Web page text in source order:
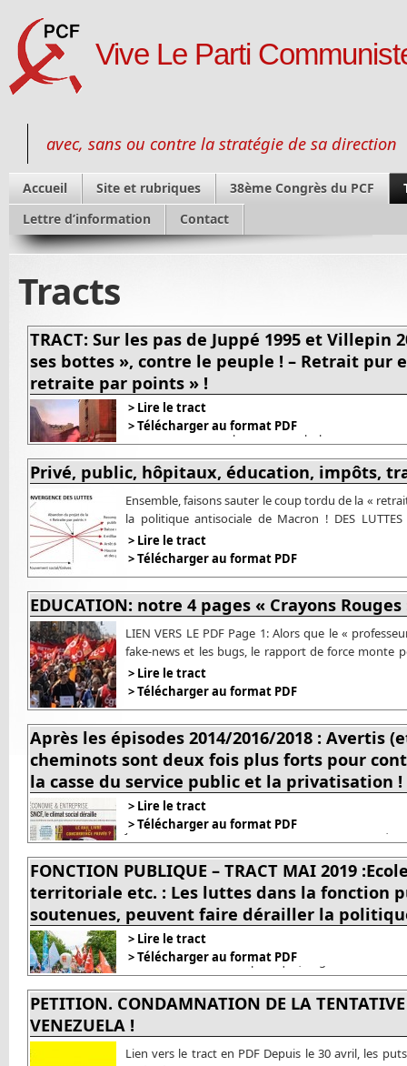
Vive Le Parti
avec, sans ou contre la stratégie de sa direction
Accueil Site et rubriques 38ème Congrès du PCF
Lettre d’information
Contact
Tracts
TRACT: Sur les pas de Juppé 1995 et Villepin
ses bottes », contre le peuple ! – Retrait pur
retraite par points » !
Repris de PCF Paris 15e, 11 décembre 2019 Le
n’entend rien de la protestation populaire contre
finance et des super-riches. Il ignore le bruit qui
grèves déterminées, de l’opposition majoritaire à
> Lire le tract
> Télécharger au format PDF
Privé, public, hôpitaux, éducation, impôts,
Ensemble, faisons sauter le coup tordu de la «
la politique antisociale de Macron ! DES LUTTES
Depuis quelques mois, la riposte des
détermination et en organisation dans de
> Lire le tract
> Télécharger au format PDF
EDUCATION: notre 4 pages « Crayons
LIEN VERS LE PDF Page 1: Alors que le «
fake-news et les bugs, le rapport de force monte
Page 2: Ecole de la « confiance »? Défiance!
l’école publique Page 3: Parcoursup: gros bug d’un
> Lire le tract
> Télécharger au format PDF
Après les épisodes 2014/2016/2018 : Avertis
cheminots sont deux fois plus forts pour
la casse du service public et la privatisation !
Tract PCF Paris 15, diffusé notamment pour la
juin 2019 La contre-réforme ferroviaire de 2014,
résultats attendus et combattus. L’enfumage de
(2014) a préparé la suite de la déstructuration et
> Lire le tract
> Télécharger au format PDF
FONCTION PUBLIQUE – TRACT MAI 2019
territoriale etc. : Les luttes dans la fonction
soutenues, peuvent faire dérailler la
Tract repris de PCF Paris 15 – mai 2019 Ecole,
luttes dans la fonction publique, largement
antisociale de Macron Dans sa conférence de
autosatisfaction et sa volonté de poursuivre la
> Lire le tract
> Télécharger au format PDF
PETITION. CONDAMNATION DE LA TENTATIVE
VENEZUELA !
Lien vers le tract en PDF Depuis le 30 avril, les